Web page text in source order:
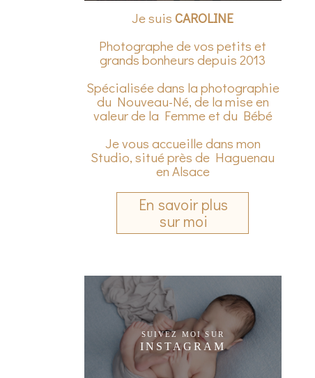
Je suisCAROLINE
Photographe de vos petits et
grands bonheurs depuis 2013
Spécialisée dans la photographie
du Nouveau-Né, de la mise en
valeur de la Femme et du Bébé
Je vous accueille dans mon
Studio, situé près de Haguenau
en Alsace
En savoir plus
sur moi
INSTAGRAM
SUIVEZ MOI SUR